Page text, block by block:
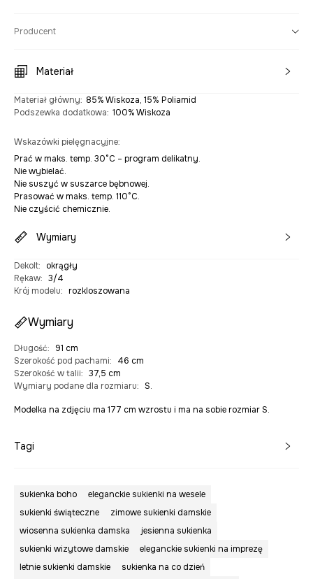
Producent
Materiał
Materiał główny: 85% Wiskoza, 15% Poliamid
Podszewka dodatkowa: 100% Wiskoza
Wskazówki pielęgnacyjne:
Prać w maks. temp. 30°C – program delikatny.
Nie wybielać.
Nie suszyć w suszarce bębnowej.
Prasować w maks. temp. 110°C.
Nie czyścić chemicznie.
Wymiary
Dekolt:
okrągły
Rękaw: 3/4
Krój modelu: rozkloszowana
Wymiary
Długość:
91 cm
Szerokość pod pachami:
46 cm
Szerokość w talii: 37,5 cm
Wymiary podane dla rozmiaru: S.
Modelka na zdjęciu ma 177 cm wzrostu i ma na sobie rozmiar S.
Tagi
sukienka boho
eleganckie sukienki na wesele
sukienki świąteczne
zimowe sukienki damskie
wiosenna sukienka damska
jesienna sukienka
sukienki wizytowe damskie
eleganckie sukienki na imprezę
letnie sukienki damskie
sukienka na co dzień